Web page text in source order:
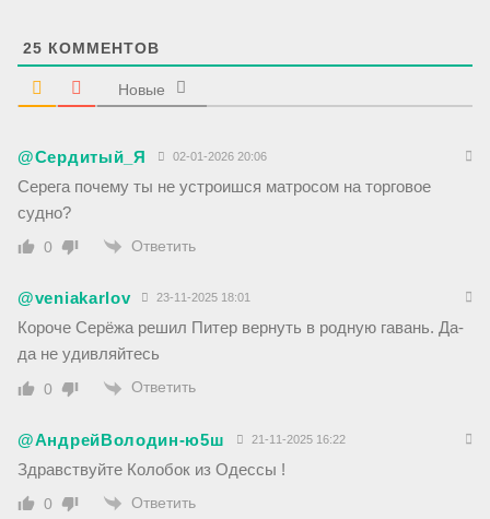
25 КОММЕНТОВ
Новые
@Сердитый_Я 02-01-2026 20:06
Серега почему ты не устроишся матросом на торговое
судно?
0 Ответить
@veniakarlov 23-11-2025 18:01
Короче Серёжа решил Питер вернуть в родную гавань. Да-
да не удивляйтесь
0 Ответить
@АндрейВолодин-ю5ш 21-11-2025 16:22
Здравствуйте Колобок из Одессы !
0 Ответить